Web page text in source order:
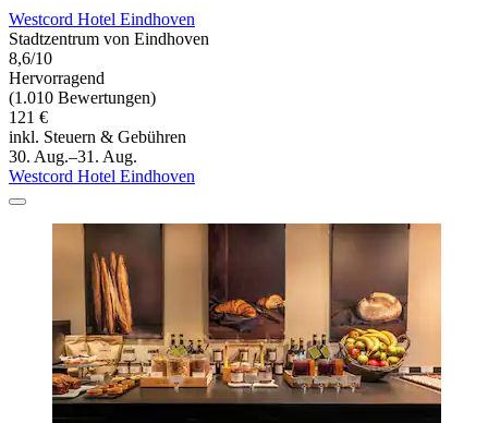
Westcord Hotel Eindhoven
Stadtzentrum von Eindhoven
8,6/10
Hervorragend
(1.010 Bewertungen)
121 €
inkl. Steuern & Gebühren
30. Aug.–31. Aug.
Westcord Hotel Eindhoven